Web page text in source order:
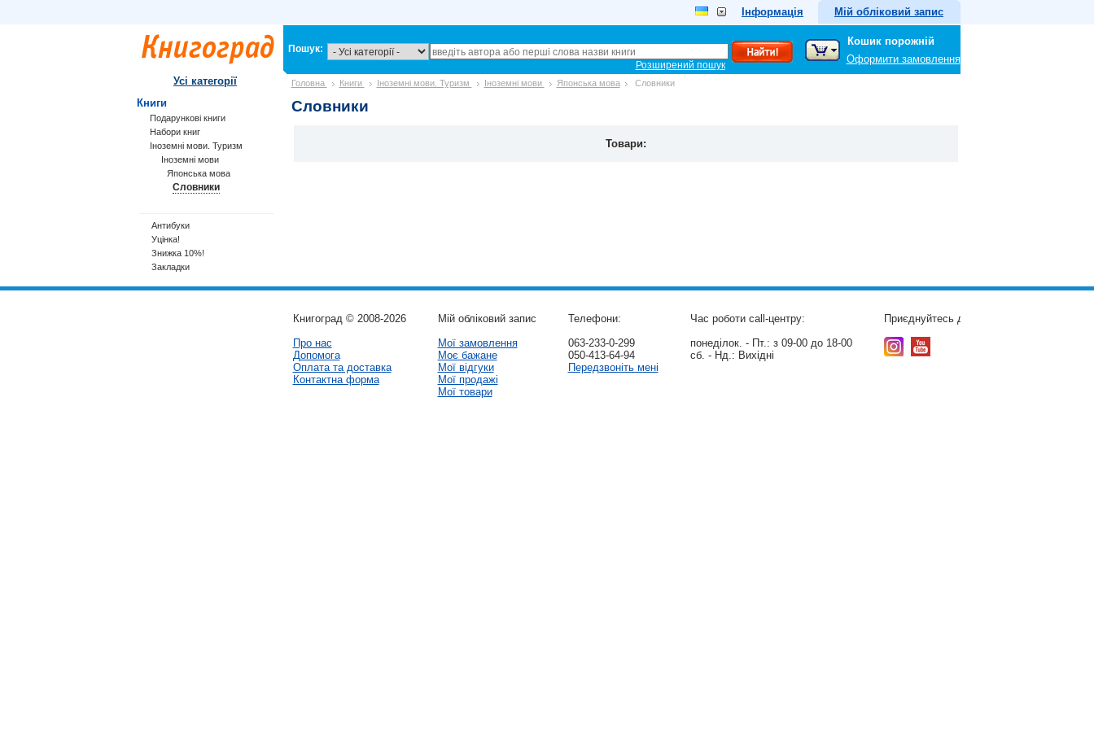
Інформація Мій обліковий запис
Пошук:
Розширений пошук
Кошик порожній
Оформити замовлення
Головна Книги Іноземні мови. Туризм Іноземні мови Японська мова Словники
Словники
Товари:
Усі категорії
Книги
Подарункові книги
Набори книг
Іноземні мови. Туризм
Іноземні мови
Японська мова
Словники
Антибуки
Уцінка!
Знижка 10%!
Закладки
Книгоград © 2008-2026
Про нас
Допомога
Оплата та доставка
Контактна форма
Мій обліковий запис
Мої замовлення
Моє бажане
Мої відгуки
Мої продажі
Мої товари
Телефони:
063-233-0-299
050-413-64-94
Передзвоніть мені
Час роботи call-центру:
понеділок. - Пт.: з 09-00 до 18-00
сб. - Нд.: Вихідні
Приєднуйтесь до нас: